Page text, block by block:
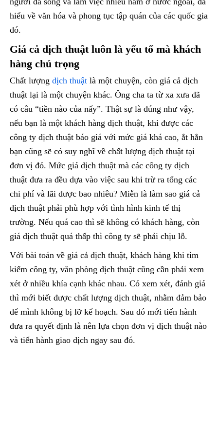
hiểu về văn hóa và phong tục tập quán của các quốc gia
đó.
Giá cả dịch thuậtluôn là yếu tố mà khách
hàng chú trọng
Chất lượng dịch thuật là một chuyện, còn giá cả dịch
thuật lại là một chuyện khác. Ông cha ta từ xa xưa đã
có câu “tiền nào của nấy”. Thật sự là đúng như vậy,
nếu bạn là một khách hàng dịch thuật, khi được các
công ty dịch thuật báo giá với mức giá khá cao, ắt hẳn
bạn cũng sẽ có suy nghĩ về chất lượng dịch thuật tại
đơn vị đó. Mức giá dịch thuật mà các công ty dịch
thuật đưa ra đều dựa vào việc sau khi trừ ra tổng các
chi phí và lãi được bao nhiêu? Miễn là làm sao giá cả
dịch thuật phải phù hợp với tình hình kinh tế thị
trường. Nếu quá cao thì sẽ không có khách hàng, còn
giá dịch thuật quá thấp thì công ty sẽ phải chịu lỗ.
Với bài toán về giá cả dịch thuật, khách hàng khi tìm
kiếm công ty, văn phòng dịch thuật cũng cần phải xem
xét ở nhiều khía cạnh khác nhau. Có xem xét, đánh giá
thì mới biết được chất lượng dịch thuật, nhằm đảm bảo
để mình không bị lỡ kế hoạch. Sau đó mới tiến hành
đưa ra quyết định là nên lựa chọn đơn vị dịch thuật nào
và tiến hành giao dịch ngay sau đó.